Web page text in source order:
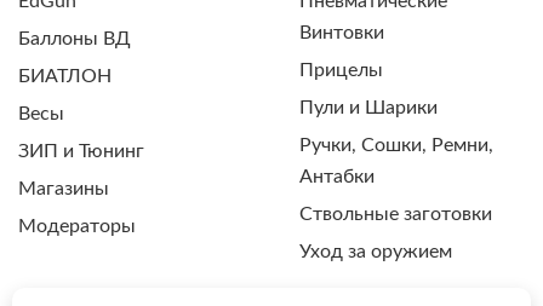
Баллоны ВД
БИАТЛОН
Весы
ЗИП и Тюнинг
Магазины
Модераторы
Винтовки
Прицелы
Пули и Шарики
Ручки, Сошки, Ремни,
Антабки
Ствольные заготовки
Уход за оружием